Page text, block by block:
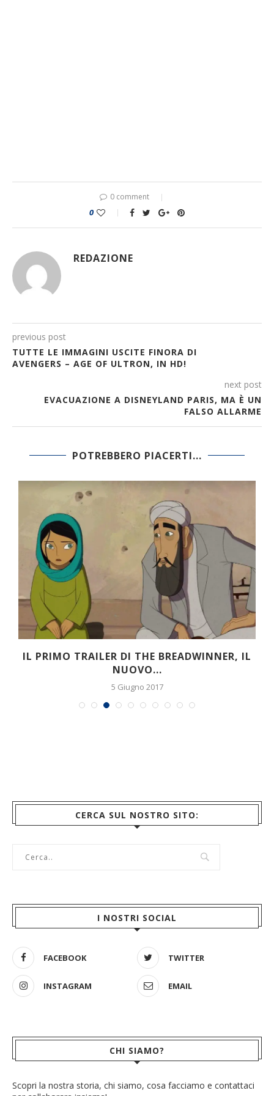
0 comment
0
REDAZIONE
previous post
TUTTE LE IMMAGINI USCITE FINORA DI
AVENGERS – AGE OF ULTRON, IN HD!
next post
EVACUAZIONE A DISNEYLAND PARIS, MA È UN
FALSO ALLARME
POTREBBERO PIACERTI...
IL
PUPAZZI ALLA RISCOSSA, ONLINE IL
TRAILER ITALIANO DI...
17 Luglio 2019
CERCA SUL NOSTRO SITO:
I NOSTRI SOCIAL
FACEBOOK TWITTER
INSTAGRAM EMAIL
CHI SIAMO?
Scopri la nostra storia, chi siamo, cosa facciamo e contattaci